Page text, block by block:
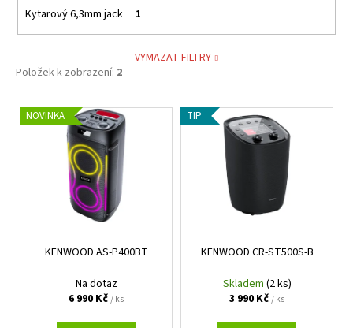
Kytarový 6,3mm jack 1
VYMAZAT FILTRY
Položek k zobrazení: 2
VNOVINKA
KENWOOD AS-P400BT
Na dotaz
6 990 Kč/ ks
TIP
KENWOOD CR-ST500S-B
Skladem (2 ks)
3 990 Kč/ ks